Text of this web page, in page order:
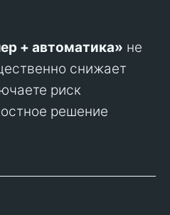
+ автоматика» не
снижает
риск
решение